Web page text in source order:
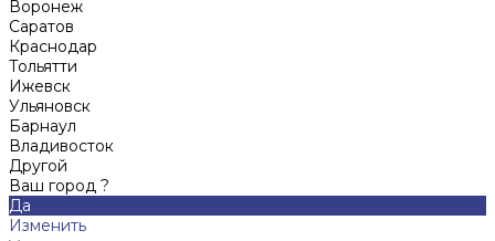
Воронеж
Саратов
Краснодар
Тольятти
Ижевск
Ульяновск
Барнаул
Владивосток
Другой
Ваш город ?
Да
Изменить